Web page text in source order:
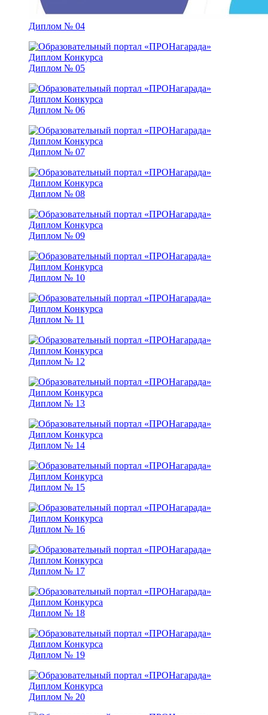
Диплом № 04
Диплом № 05
Диплом № 06
Диплом № 07
Диплом № 08
Диплом № 09
Диплом № 10
Диплом № 11
Диплом № 12
Диплом № 13
Диплом № 14
Диплом № 15
Диплом № 16
Диплом № 17
Диплом № 18
Диплом № 19
Диплом № 20